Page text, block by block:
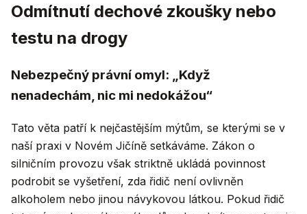
Odmítnutí dechové zkoušky nebo
testu na drogy
Nebezpečný právní omyl: „Když
nenadechám, nic mi nedokážou“
Tato věta patří k nejčastějším mýtům, se kterými se v
naší praxi v Novém Jičíně setkáváme. Zákon o
silničním provozu však striktně ukládá povinnost
podrobit se vyšetření, zda řidič není ovlivněn
alkoholem nebo jinou návykovou látkou. Pokud řidič